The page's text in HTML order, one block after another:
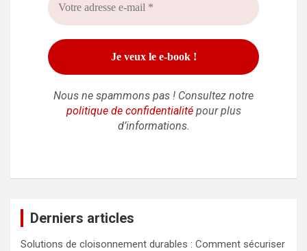
Nous ne spammons pas ! Consultez notre
politique de confidentialitépour plus
d’informations.
Derniers articles
Solutions de cloisonnement durables : Comment sécuriser